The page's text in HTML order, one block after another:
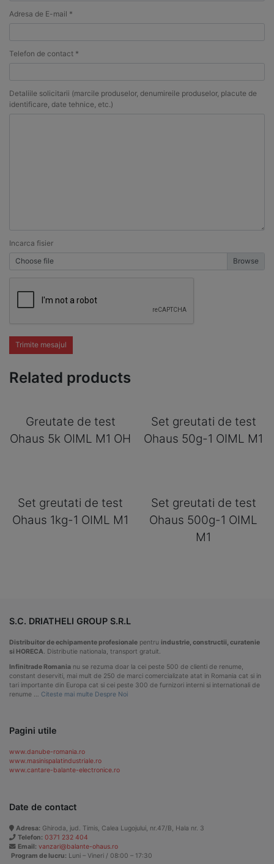
Adresa de E-mail *
Telefon de contact *
Detaliile solicitarii (marcile produselor, denumireile produselor, placute de
identificare, date tehnice, etc.)
Incarca fisier
Choose file
Trimite mesajul
Related products
Greutate de test
Ohaus 5k OIML M1 OH
Set greutati de test
Ohaus 50g-1 OIML M1
Set greutati de test
Ohaus 1kg-1 OIML M1
Set greutati de test
Ohaus 500g-1 OIML
M1
S.C. DRIATHELI GROUP S.R.L
Distribuitor de echipamente profesionale pentru industrie, constructii, curatenie
si HORECA . Distributie nationala, transport gratuit.
Infinitrade Romania nu se rezuma doar la cei peste 500 de clienti de renume,
constant deserviti, mai mult de 250 de marci comercializate atat in Romania cat si in
tari importante din Europa cat si cei peste 300 de furnizori interni si internationali de
renume … Citeste mai multe Despre Noi
Pagini utile
www.danube-romania.ro
www.masinispalatindustriale.ro
www.cantare-balante-electronice.ro
Date de contact
Adresa: Ghiroda, jud. Timis, Calea Lugojului, nr.47/B, Hala nr. 3
Telefon: 0371 232 404
Email: vanzari@balante-ohaus.ro
Program de lucru: Luni – Vineri / 08:00 – 17:30